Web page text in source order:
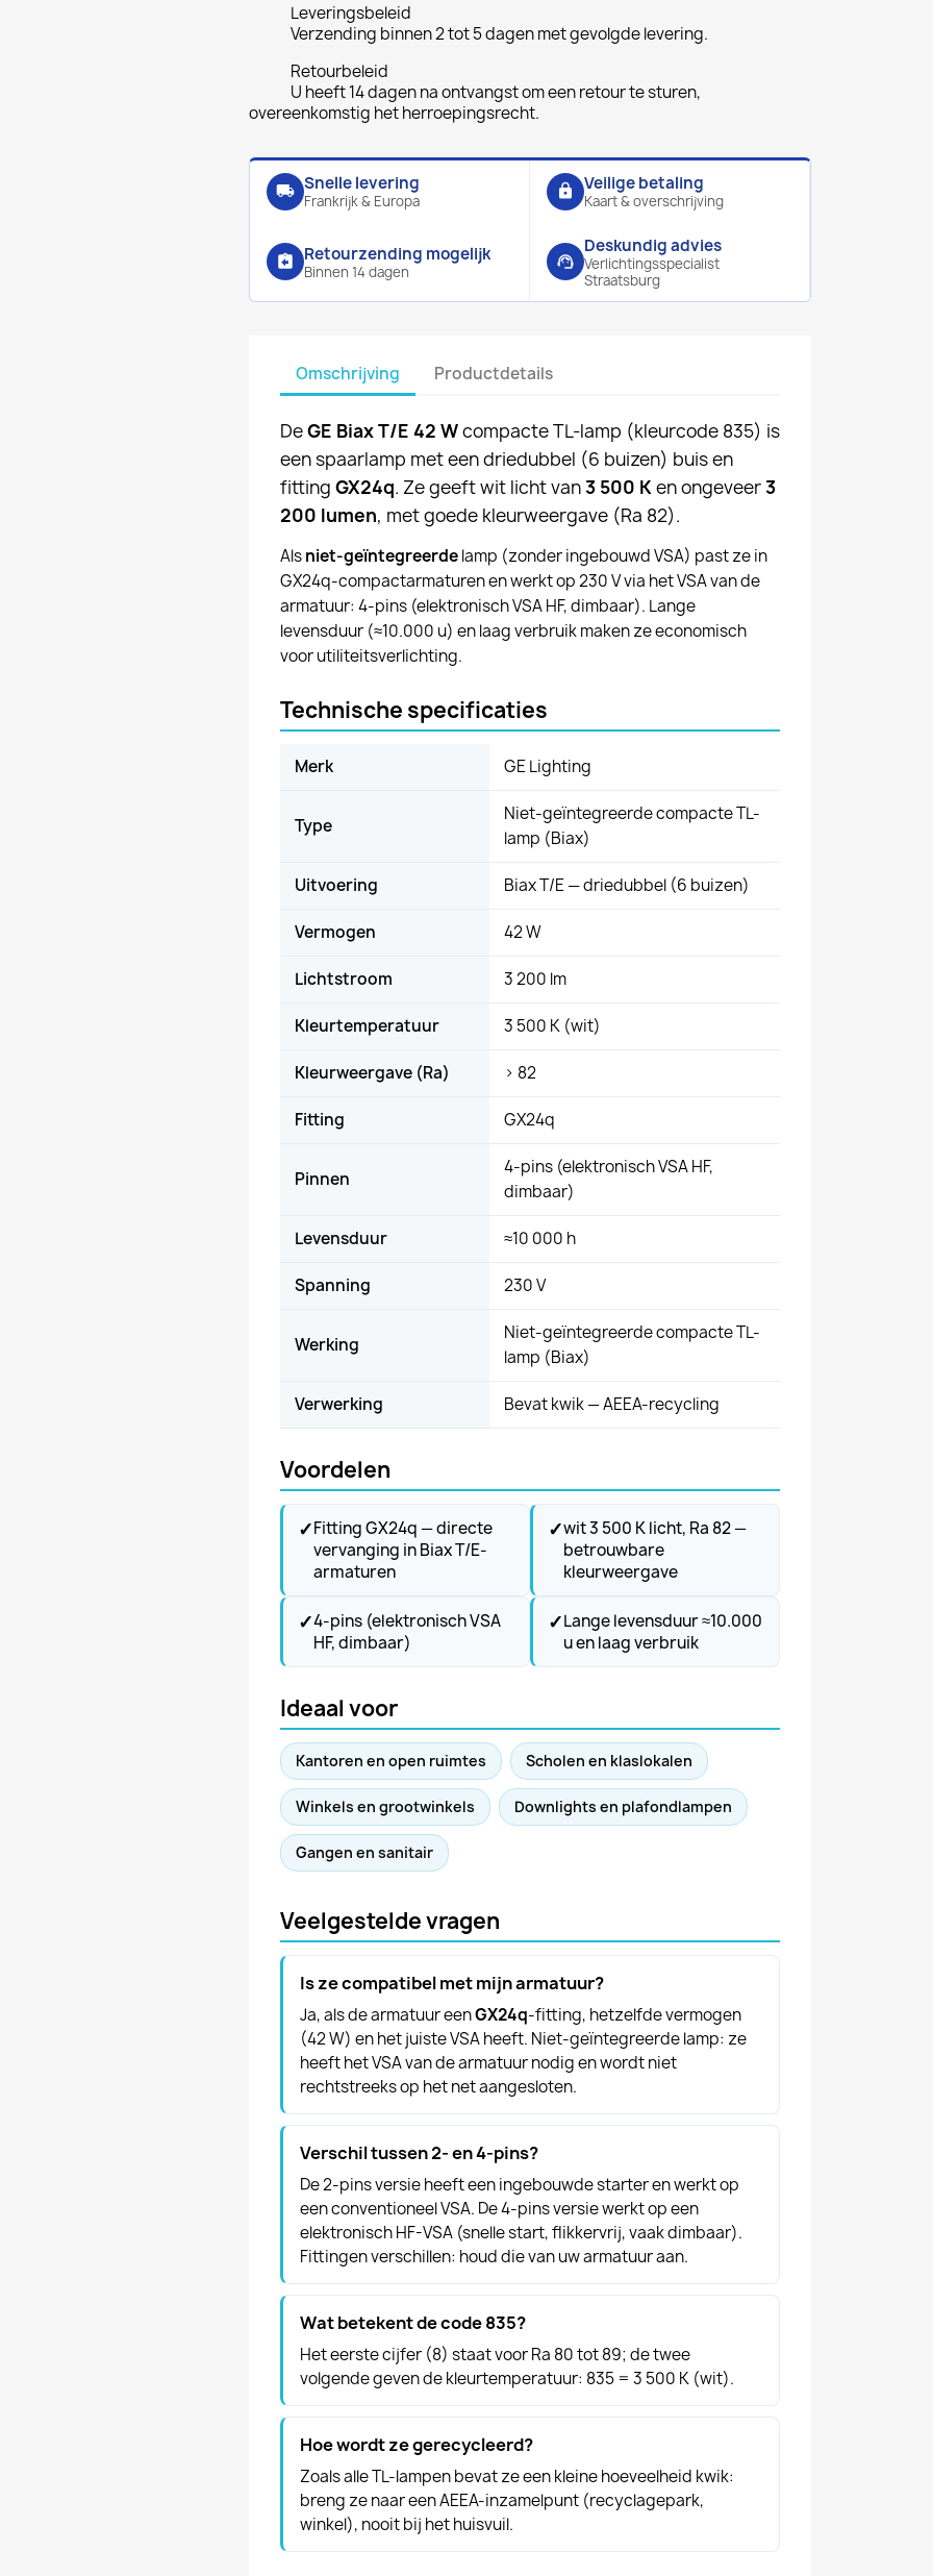
Leveringsbeleid
Verzending binnen 2 tot 5 dagen met gevolgde levering.
Retourbeleid
U heeft 14 dagen na ontvangst om een retour te sturen,
overeenkomstig het herroepingsrecht.
local_shipping Snelle levering
Frankrijk & Europa
lock Veilige betaling
Kaart & overschrijving
assignment_return Retourzending mogelijk
Binnen 14 dagen
support_agent
Deskundig advies
Verlichtingsspecialist
Straatsburg
Omschrijving Productdetails
DeGE Biax T/E 42 Wcompacte TL-lamp (kleurcode 835) is
een spaarlamp met een driedubbel (6 buizen) buis en
fitting GX24q. Ze geeft wit licht van3 500 Ken ongeveer3
200 lumen, met goede kleurweergave (Ra 82).
Alsniet-geïntegreerdelamp (zonder ingebouwd VSA) past ze in
GX24q-compactarmaturen en werkt op 230 V via het VSA van de
armatuur: 4-pins (elektronisch VSA HF, dimbaar). Lange
levensduur (≈10.000 u) en laag verbruik maken ze economisch
voor utiliteitsverlichting.
Technische specificaties
Merk GE Lighting
Type
Niet-geïntegreerde compacte TL-
lamp (Biax)
Uitvoering Biax T/E — driedubbel (6 buizen)
Vermogen 42 W
Lichtstroom 3 200 lm
Kleurtemperatuur 3 500 K (wit)
Kleurweergave (Ra) > 82
Fitting GX24q
Pinnen
4-pins (elektronisch VSA HF,
dimbaar)
Levensduur ≈10 000 h
Spanning 230 V
Werking
Niet-geïntegreerde compacte TL-
lamp (Biax)
Verwerking Bevat kwik — AEEA-recycling
Voordelen
✓Fitting GX24q — directe
vervanging in Biax T/E-
armaturen
✓wit 3 500 K licht, Ra 82 —
betrouwbare
kleurweergave
✓4-pins (elektronisch VSA
HF, dimbaar)
✓Lange levensduur ≈10.000
u en laag verbruik
Ideaal voor
Kantoren en open ruimtes Scholen en klaslokalen
Winkels en grootwinkels Downlights en plafondlampen
Gangen en sanitair
Veelgestelde vragen
Is ze compatibel met mijn armatuur?
Ja, als de armatuur eenGX24q-fitting, hetzelfde vermogen
(42 W) en het juiste VSA heeft. Niet-geïntegreerde lamp: ze
heeft het VSA van de armatuur nodig en wordt niet
rechtstreeks op het net aangesloten.
Verschil tussen 2- en 4-pins?
De 2-pins versie heeft een ingebouwde starter en werkt op
een conventioneel VSA. De 4-pins versie werkt op een
elektronisch HF-VSA (snelle start, flikkervrij, vaak dimbaar).
Fittingen verschillen: houd die van uw armatuur aan.
Wat betekent de code 835?
Het eerste cijfer (8) staat voor Ra 80 tot 89; de twee
volgende geven de kleurtemperatuur: 835 = 3 500 K (wit).
Hoe wordt ze gerecycleerd?
Zoals alle TL-lampen bevat ze een kleine hoeveelheid kwik:
breng ze naar een AEEA-inzamelpunt (recyclagepark,
winkel), nooit bij het huisvuil.